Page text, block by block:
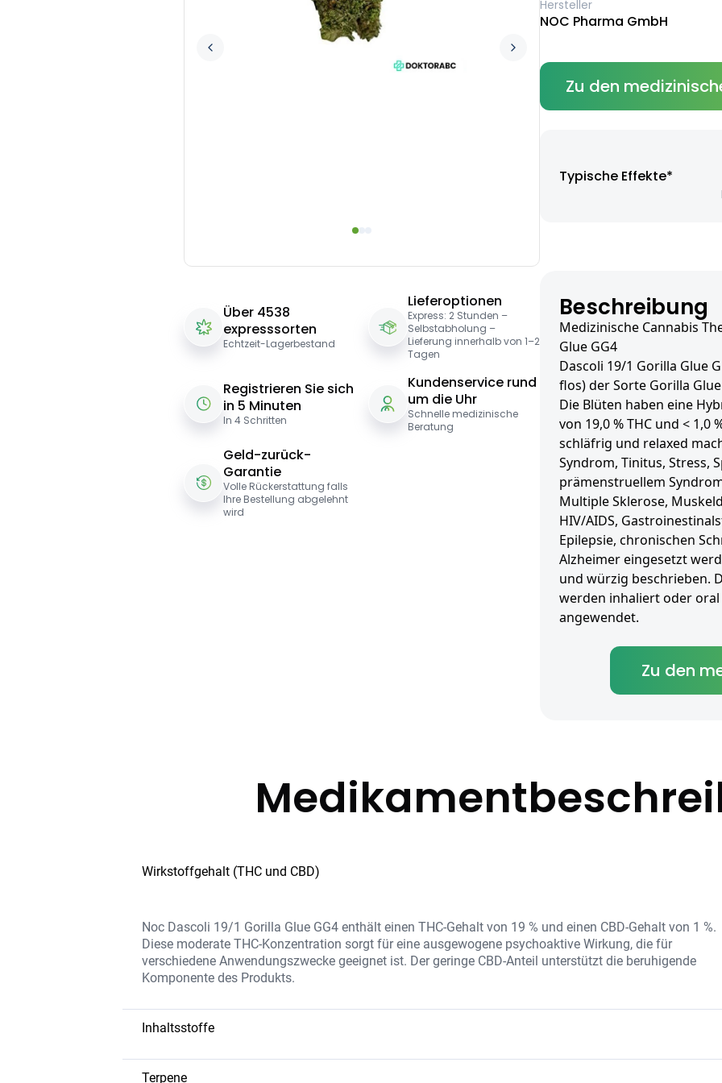
Über 4538
expresssorten
Echtzeit-Lagerbestand
Lieferoptionen
Express: 2 Stunden –
Selbstabholung –
Lieferung innerhalb von 1–2
Tagen
Registrieren Sie sich
in 5 Minuten
In 4 Schritten
Kundenservice rund
um die Uhr
Schnelle medizinische
Beratung
Geld-zurück-
Garantie
Volle Rückerstattung falls
Ihre Bestellung abgelehnt
wird
Hersteller
NOC Pharma GmbH
Zu den
Typische Effekte*
Beschreibung
Medizinische Cannabis
Glue GG4
Dascoli 19/1 Gorilla Glue
flos) der Sorte Gorilla
Die Blüten haben eine
von 19,0 % THC und < 1,0
schläfrig und relaxed
Syndrom, Tinitus, Stress,
prämenstruellem
Multiple Sklerose,
HIV/AIDS,
Epilepsie, chronischen
Alzheimer eingesetzt
und würzig beschrieben.
werden inhaliert oder oral
angewendet.
Zu den
Wirkstoffgehalt (THC und CBD)
Noc Dascoli 19/1 Gorilla Glue GG4 enthält einen THC-Gehalt von 19 % und einen CBD-Gehalt von 1 %.
Diese moderate THC-Konzentration sorgt für eine ausgewogene psychoaktive Wirkung, die für
verschiedene Anwendungszwecke geeignet ist. Der geringe CBD-Anteil unterstützt die beruhigende
Komponente des Produkts.
Inhaltsstoffe
Die Blüten bestehen aus natürlichem THC und CBD, ergänzt durch eine Vielzahl hochwertiger Terpene,
das sensorische Erlebnis verstärken. Es werden keine synthetischen Zusätze verwendet, um die
Terpene